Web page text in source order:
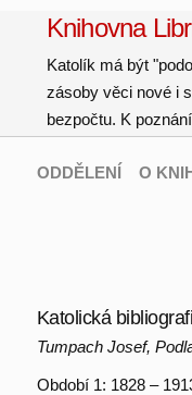
Knihovna
Katolík má být
zásoby věci nové i
bezpočtu. K
ODDĚLENÍ O
Katolická
Tumpach Josef,
Období 1: 1828 –